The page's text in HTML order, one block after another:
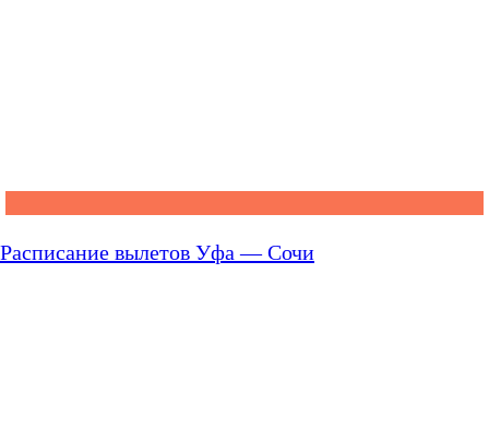
Расписание вылетов Уфа — Сочи